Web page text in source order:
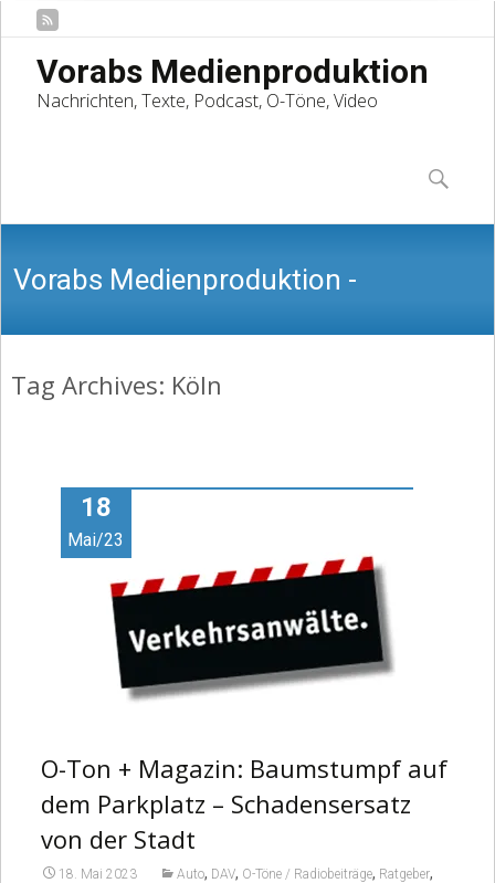
Vorabs Medienproduktion
Nachrichten, Texte, Podcast, O-Töne, Video
content
Suchen
nach:
Vorabs Medienproduktion -
Nachrichten, Texte, Podcast, O-Töne,
Video
Tag Archives: Köln
18
Mai/23
O-Ton + Magazin: Baumstumpf auf
dem Parkplatz – Schadensersatz
von der Stadt
18. Mai 2023 Auto, DAV, O-Töne / Radiobeiträge, Ratgeber,